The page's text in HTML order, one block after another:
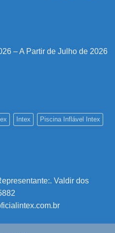
– A Partir de Julho de 2026
Intex Piscina Inflável Intex
Valdir dos